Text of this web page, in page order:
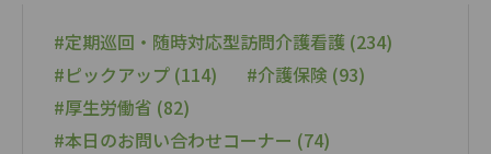
#定期巡回・随時対応型訪問介護看護 (234)
#ピックアップ (114)
#介護保険 (93)
#厚生労働省 (82)
#本日のお問い合わせコーナー (74)